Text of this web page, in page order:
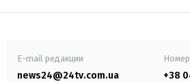
E-mail редакции
news24@24tv.com.ua +38